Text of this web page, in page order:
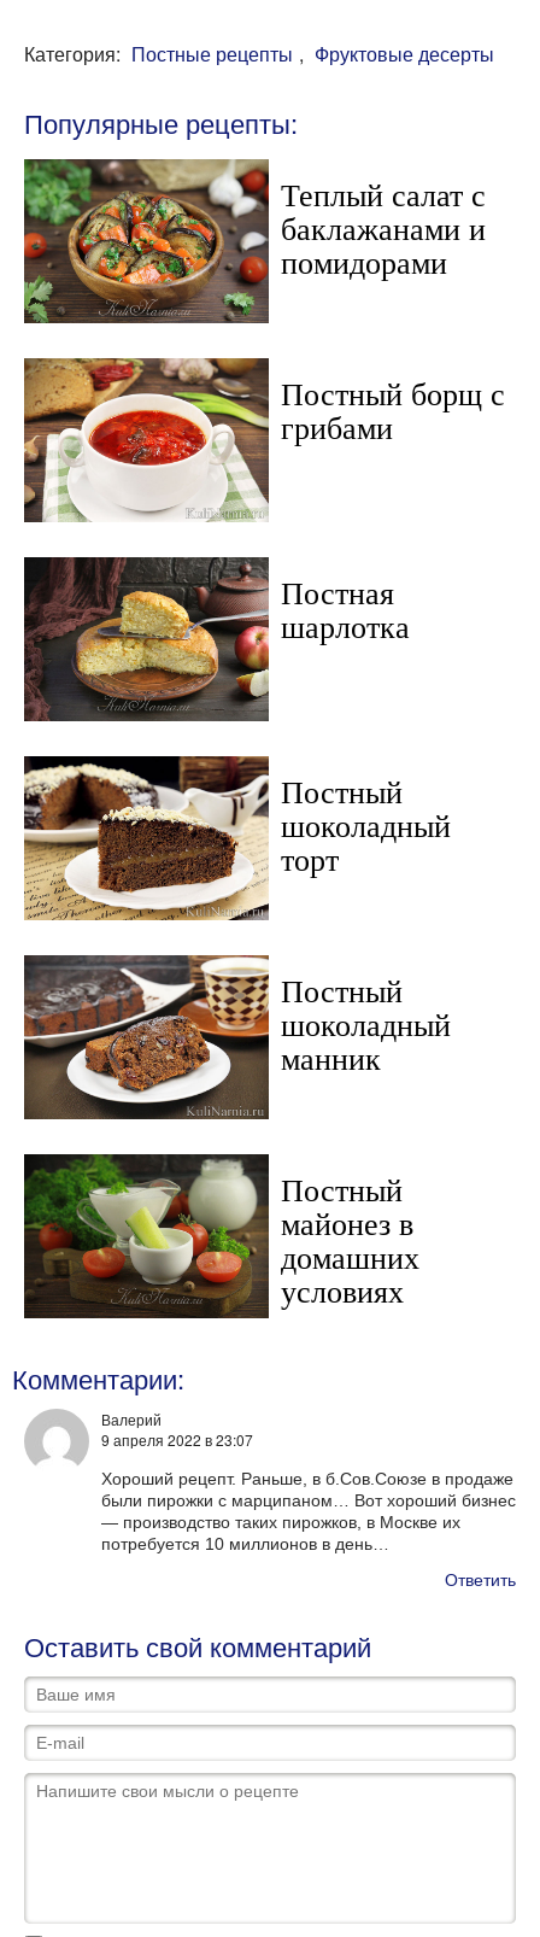
Категория: Постные рецепты , Фруктовые десерты
Популярные рецепты:
Теплый салат с
баклажанами и
помидорами
Постный борщ с
грибами
Постная
шарлотка
Постный
шоколадный
торт
Постный
шоколадный
манник
Постный
майонез в
домашних
условиях
Комментарии:
Валерий
9 апреля 2022 в 23:07
Хороший рецепт. Раньше, в б.Сов.Союзе в продаже
были пирожки с марципаном… Вот хороший бизнес
— производство таких пирожков, в Москве их
потребуется 10 миллионов в день…
Ответить
Оставить свой комментарий